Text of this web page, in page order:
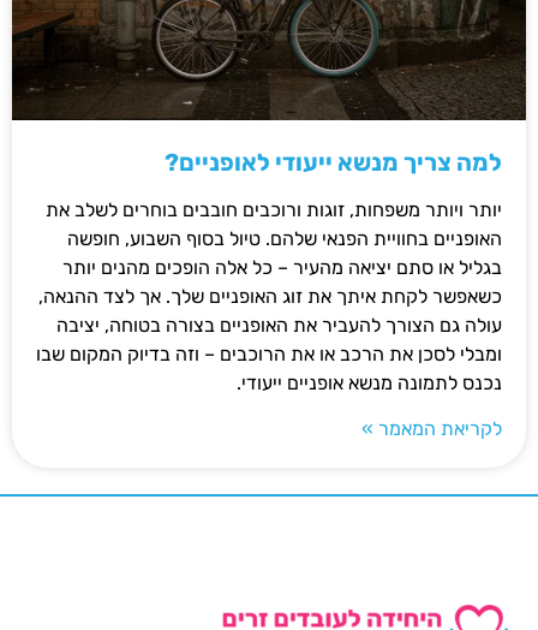
למה צריך מנשא ייעודי לאופניים?
יותר ויותר משפחות, זוגות ורוכבים חובבים בוחרים לשלב את
האופניים בחוויית הפנאי שלהם. טיול בסוף השבוע, חופשה
בגליל או סתם יציאה מהעיר – כל אלה הופכים מהנים יותר
כשאפשר לקחת איתך את זוג האופניים שלך. אך לצד ההנאה,
עולה גם הצורך להעביר את האופניים בצורה בטוחה, יציבה
ומבלי לסכן את הרכב או את הרוכבים – וזה בדיוק המקום שבו
נכנס לתמונה מנשא אופניים ייעודי.
לקריאת המאמר »